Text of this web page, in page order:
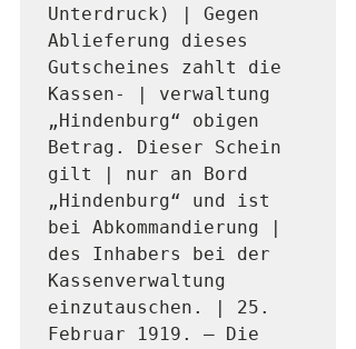
Unterdruck) | Gegen
Ablieferung dieses
Gutscheines zahlt die
Kassen- | verwaltung
„Hindenburg“ obigen
Betrag. Dieser Schein
gilt | nur an Bord
„Hindenburg“ und ist
bei Abkommandierung |
des Inhabers bei der
Kassenverwaltung
einzutauschen. | 25.
Februar 1919. – Die